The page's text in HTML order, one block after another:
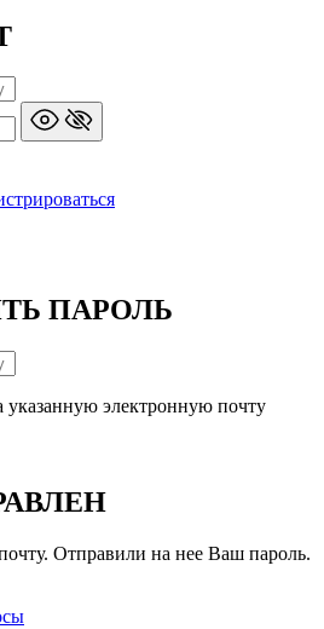
ПАРОЛЬ
электронную почту
Отправили на нее Ваш пароль.